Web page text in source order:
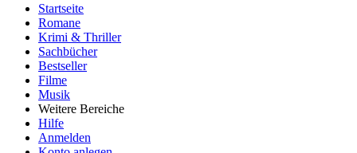
Startseite
Romane
Krimi & Thriller
Sachbücher
Bestseller
Filme
Musik
Weitere Bereiche
Hilfe
Anmelden